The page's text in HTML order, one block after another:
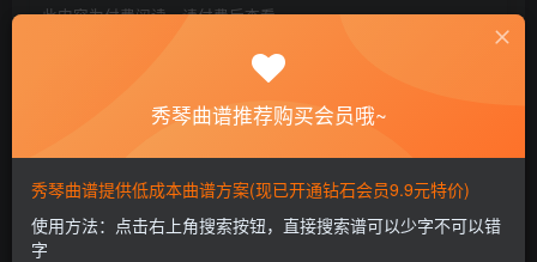
此内容为付费阅读，请付费后查看
会员专属资源
黄金会员免费 钻石会员
开通会员
秀琴曲谱推荐购买会员哦~
秀琴曲谱提供低成本曲谱方案(现已开通钻石会员9.9元特价)
使用方法：点击右上角搜索按钮，直接搜索谱可以少字不可以错
字